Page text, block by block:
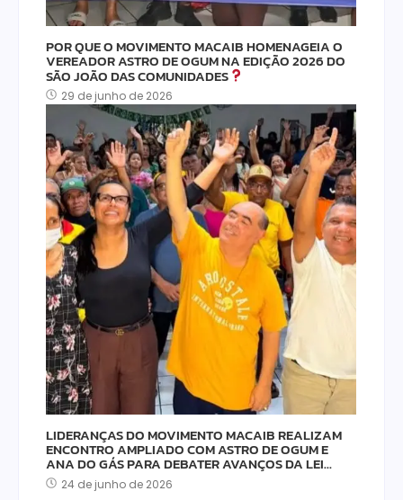
POR QUE O MOVIMENTO MACAIB HOMENAGEIA O
VEREADOR ASTRO DE OGUM NA EDIÇÃO 2026 DO
SÃO JOÃO DAS COMUNIDADES
29 de junho de 2026
LIDERANÇAS DO MOVIMENTO MACAIB REALIZAM
ENCONTRO AMPLIADO COM ASTRO DE OGUM E
ANA DO GÁS PARA DEBATER AVANÇOS DA LEI…
24 de junho de 2026